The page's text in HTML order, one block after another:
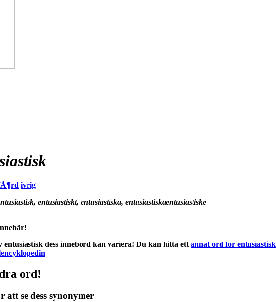
ivrig
entusiastiskt, entusiastiska, entusiastiskaentusiastiske
!
entusiastisk dess innebörd kan variera! Du kan hitta ett annat ord för entusiastisk
ord!
se dess synonymer